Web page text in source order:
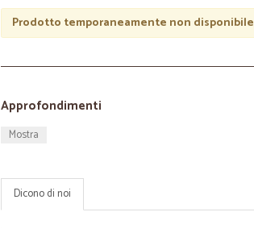
Prodotto temporaneamente non disponibile
Approfondimenti
Mostra
Dicono di noi